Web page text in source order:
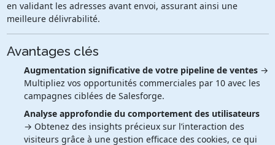
en validant les adresses avant envoi, assurant ainsi une
meilleure délivrabilité.
Avantages clés
Augmentation significative de votre pipeline de ventes→
Multipliez vos opportunités commerciales par 10 avec les
campagnes ciblées de Salesforge.
Analyse approfondie du comportement des utilisateurs
→ Obtenez des insights précieux sur l’interaction des
visiteurs grâce à une gestion efficace des cookies, ce qui